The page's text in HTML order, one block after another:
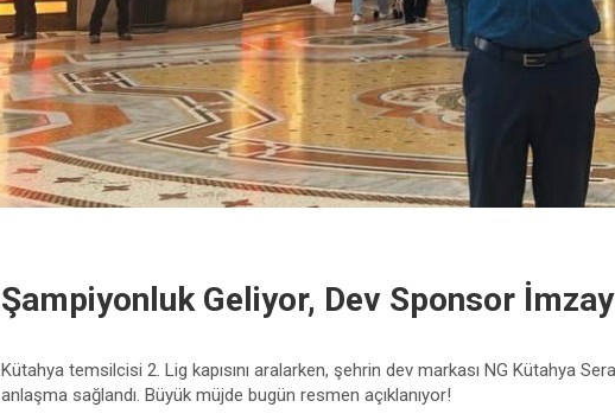
Şampiyonluk Geliyor, Dev Sponsor
Kütahya temsilcisi 2. Lig kapısını aralarken, şehrin dev markası NG Kütahya
anlaşma sağlandı. Büyük müjde bugün resmen açıklanıyor!